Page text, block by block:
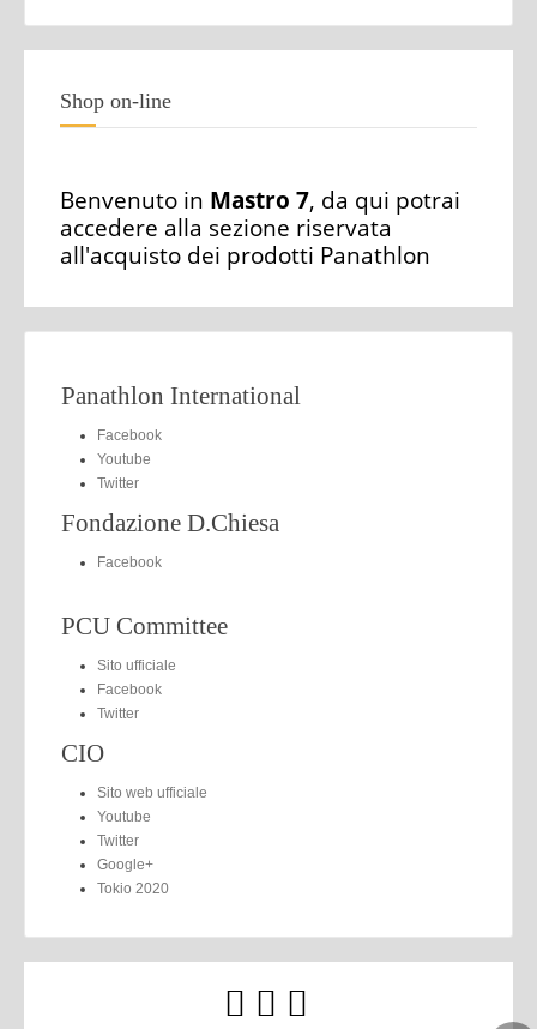
Shop on-line
Benvenuto in Mastro 7, da qui potrai
accedere alla sezione riservata
all'acquisto dei prodotti Panathlon
Panathlon International
Facebook
Youtube
Twitter
Fondazione D.Chiesa
Facebook
PCU Committee
Sito ufficiale
Facebook
Twitter
CIO
Sito web ufficiale
Youtube
Twitter
Google+
Tokio 2020